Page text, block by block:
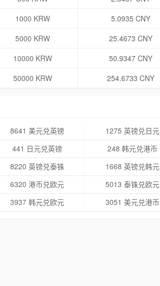
1000 KRW
5.0935 CNY
5000 KRW
25.4673 CNY
10000 KRW
50.9347 CNY
50000 KRW 254.6733 CNY
8641 美元兑英镑
1275 英镑兑日元
441 日元兑英镑
248 韩元兑港币
8220 英镑兑泰铢
1668 英镑兑韩元
6320 港币兑欧元
5013 泰铢兑欧元
3937 韩元兑欧元 3051 美元兑港币